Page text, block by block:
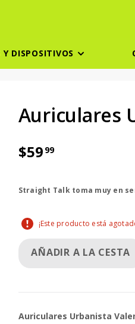
Y DISPOSITIVOS
Auriculares
$59 99
Straight Talk toma muy en
¡Este producto está
AÑADIR A LA CESTA
Auriculares Urbanista